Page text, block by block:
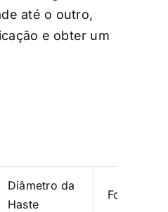
até o outro,
e obter um
Diâmetro da
Haste
Força de